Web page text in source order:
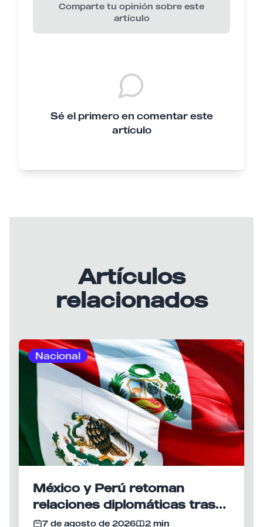
Comparte tu opinión sobre este
artículo
Sé el primero en comentar este
artículo
Artículos
relacionados
Nacional
México y Perú retoman
relaciones diplomáticas tras
meses de tensión
7 de agosto de 2026
2 min